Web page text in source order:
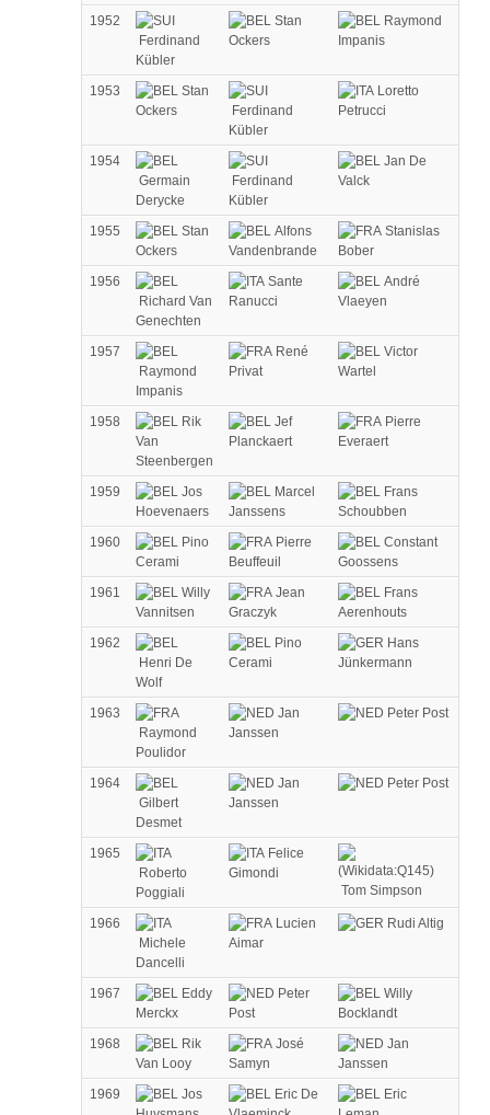
1952
Ferdinand
Kübler
Stan
Ockers
Raymond
Impanis
1953
Stan
Ockers
Ferdinand
Kübler
Loretto
Petrucci
1954
Germain
Derycke
Ferdinand
Kübler
Jan De
Valck
1955
Stan
Ockers
Alfons
Vandenbrande
Stanislas
Bober
1956
Richard Van
Genechten
Sante
Ranucci
André
Vlaeyen
1957
Raymond
Impanis
René
Privat
Victor
Wartel
1958
Rik
Van
Steenbergen
Jef
Planckaert
Pierre
Everaert
1959
Jos
Hoevenaers
Marcel
Janssens
Frans
Schoubben
1960
Pino
Cerami
Pierre
Beuffeuil
Constant
Goossens
1961
Willy
Vannitsen
Jean
Graczyk
Frans
Aerenhouts
1962
Henri De
Wolf
Pino
Cerami
Hans
Jünkermann
1963
Raymond
Poulidor
Jan
Janssen
Peter Post
1964
Gilbert
Desmet
Jan
Janssen
Peter Post
1965
Roberto
Poggiali
Felice
Gimondi
Tom Simpson
1966
Michele
Dancelli
Lucien
Aimar
Rudi Altig
1967
Eddy
Merckx
Peter
Post
Willy
Bocklandt
1968
Rik
Van Looy
José
Samyn
Jan
Janssen
1969
Jos
Eric De
Eric